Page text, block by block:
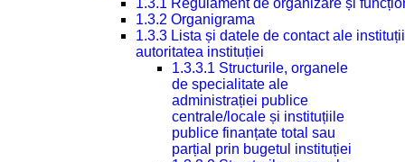
1.3.1 Regulament de organizare și
1.3.2 Organigrama
1.3.3 Lista și datele de contact ale
autoritatea instituției
1.3.3.1 Structurile, organele
de specialitate ale
administrației publice
centrale/locale și instituțiile
publice finanțate total sau
parțial prin bugetul instituției